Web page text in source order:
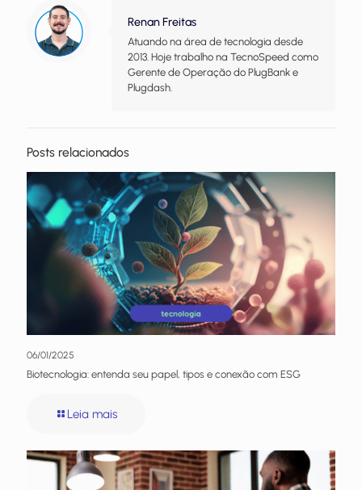
Renan Freitas
Atuando na área de tecnologia desde
2013. Hoje trabalho na TecnoSpeed como
Gerente de Operação do PlugBank e
Plugdash.
Posts relacionados
06/01/2025
Biotecnologia: entenda seu papel, tipos e conexão com ESG
Leia mais